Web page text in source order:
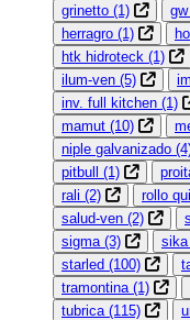
grinetto (1) gw
herragro (1)
htk hidroteck (1)
ilum-ven (5)
inv. full kitchen (1)
mamut (10)
niple galvanizado
pitbull (1)
rali (2) rollo
salud-ven (2)
sigma (3) sika
starled (100)
tramontina (1)
tubrica (115)